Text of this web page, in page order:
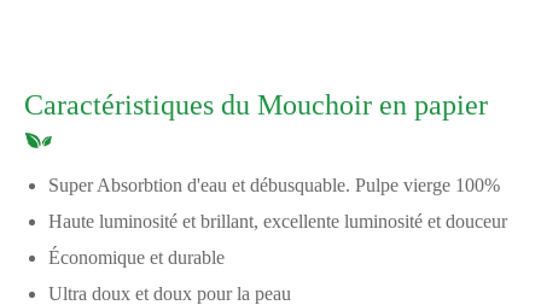
Caractéristiques du Mouchoir en papier
Super Absorbtion d'eau et débusquable. Pulpe vierge 100%
Haute luminosité et brillant, excellente luminosité et douceur
Économique et durable
Ultra doux et doux pour la peau